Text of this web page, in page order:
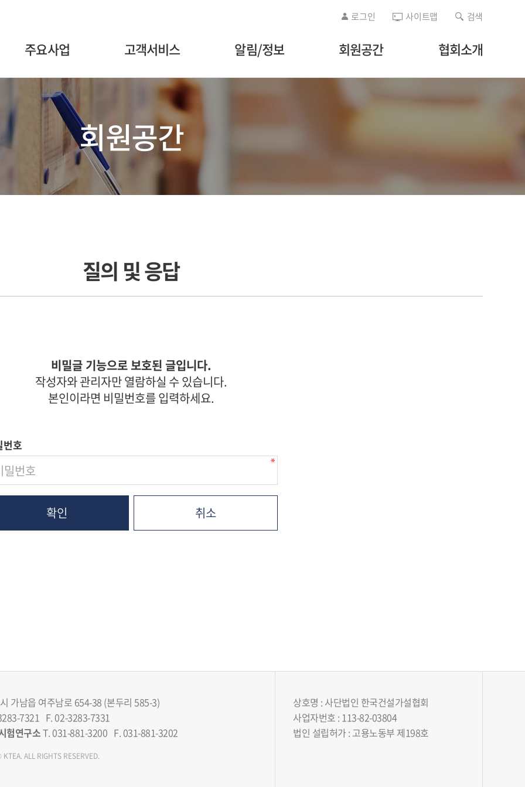
로그인 사이트맵 검색
주요사업 고객서비스 알림/정보 회원공간 협회소개
회원공간
질의 및 응답
비밀글 기능으로 보호된 글입니다.
작성자와 관리자만 열람하실 수 있습니다.
본인이라면 비밀번호를 입력하세요.
번호
취소
가남읍 여주남로 654-38 (본두리 585-3)
7321 F. 02-3283-7331
험연구소T. 031-881-3200 F. 031-881-3202
ALL RIGHTS RESERVED.
상호명 : 사단법인 한국건설가설협회
사업자번호 : 113-82-03804
법인 설립허가 : 고용노동부 제198호